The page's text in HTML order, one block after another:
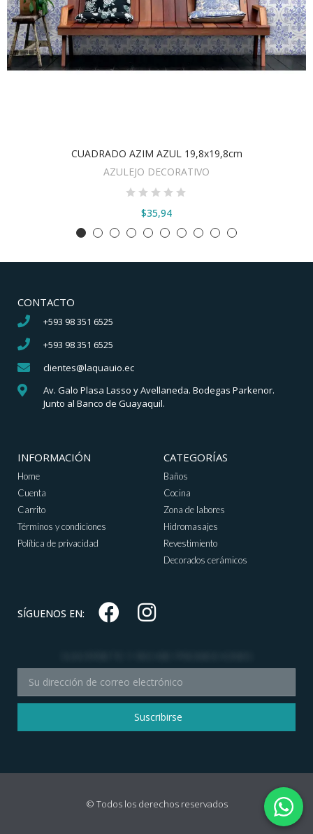
AÑADIR AL CARRITO
CUADRADO AZIM AZUL 19,8x19,8cm
AZULEJO DECORATIVO
$35,94
CONTACTO
+593 98 351 6525
+593 98 351 6525
clientes@laquauio.ec
Av. Galo Plasa Lasso y Avellaneda. Bodegas Parkenor.
Junto al Banco de Guayaquil.
INFORMACIÓN
Home
Cuenta
Carrito
Términos y condiciones
Política de privacidad
CATEGORÍAS
Baños
Cocina
Zona de labores
Hidromasajes
Revestimiento
Decorados cerámicos
SÍGUENOS EN:
Suscribirse
© Todos los derechos reservados